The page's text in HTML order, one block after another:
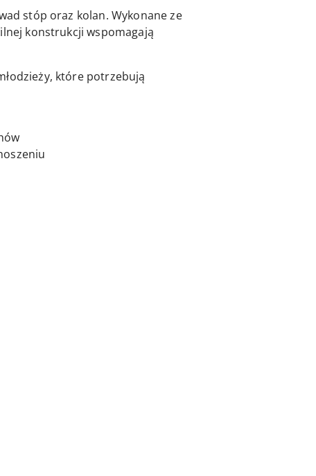
stóp oraz kolan. Wykonane ze
konstrukcji wspomagają
które potrzebują